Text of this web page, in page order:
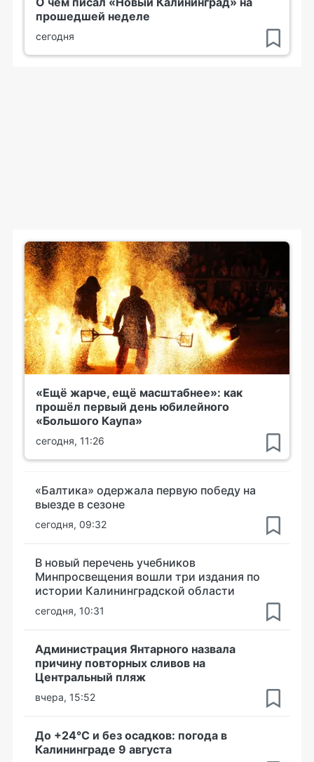
прошедшей неделе
сегодня
«Ещё жарче, ещё масштабнее»: как
прошёл первый день юбилейного
«Большого Каупа»
сегодня, 11:26
«Балтика» одержала первую победу на
выезде в сезоне
сегодня, 09:32
В новый перечень учебников
Минпросвещения вошли три издания по
истории Калининградской области
сегодня, 10:31
Администрация Янтарного назвала
причину повторных сливов на
Центральный пляж
вчера, 15:52
До +24°С и без осадков: погода в
Калининграде 9 августа